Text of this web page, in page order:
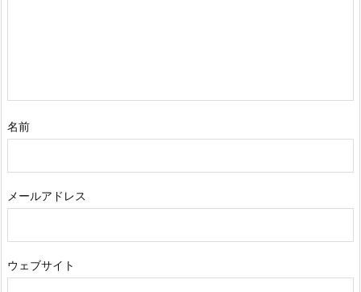
名前
メールアドレス
ウェブサイト